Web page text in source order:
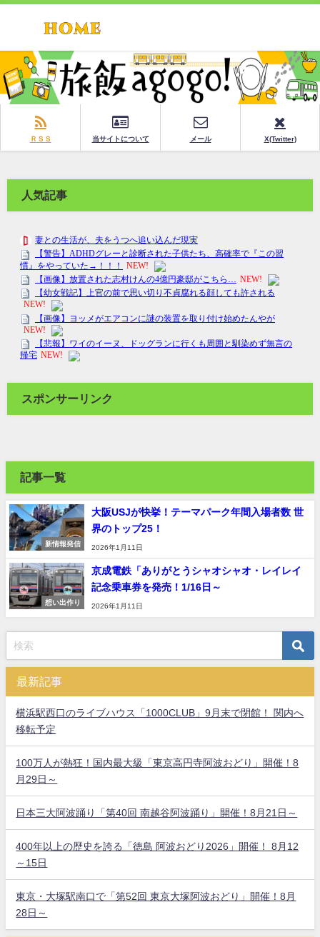
ＲＳＳ 当サイトについて メール X(Twitter)
人気記事
スポンサーリンク
記事一覧
新情報発信
大阪USJが快挙！テーマパーク年間入場者数 世
界のトップ25！
2026年1月11日
想い出作り
京成電鉄「ありがとうシャオシャオ・レイレイ
記念乗車券を発売！1/16日～
2026年1月11日
最新記事
横浜駅西口のライブハウス「1000CLUB」9月末で閉館！ 関内へ
移転予定
100万人が熱狂！国内最大級「東京高円寺阿波おどり」開催！8
月29日～
日本三大阿波踊り「第40回 南越谷阿波踊り」開催！8月21日～
400年以上の歴史を誇る「徳島 阿波おどり2026」開催！ 8月12
～15日
東京・大塚駅南口で「第52回 東京大塚阿波おどり」開催！8月
28日～